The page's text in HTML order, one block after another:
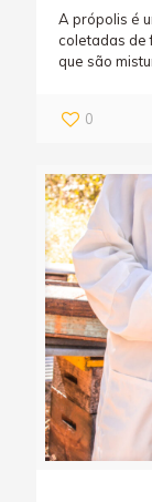
A própolis é
coletadas de
que são
0